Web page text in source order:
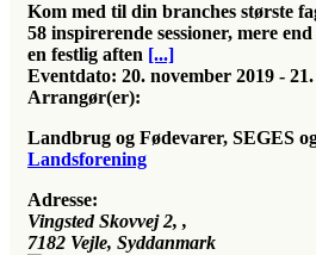
Kom med til din branches største
58 inspirerende sessioner, mere
en festlig aften [...]
Eventdato: 20. november 2019 -
Arrangør(er):
Landbrug og Fødevarer, SEGES
Landsforening
Adresse:
Vingsted Skovvej 2, ,
7182 Vejle, Syddanmark